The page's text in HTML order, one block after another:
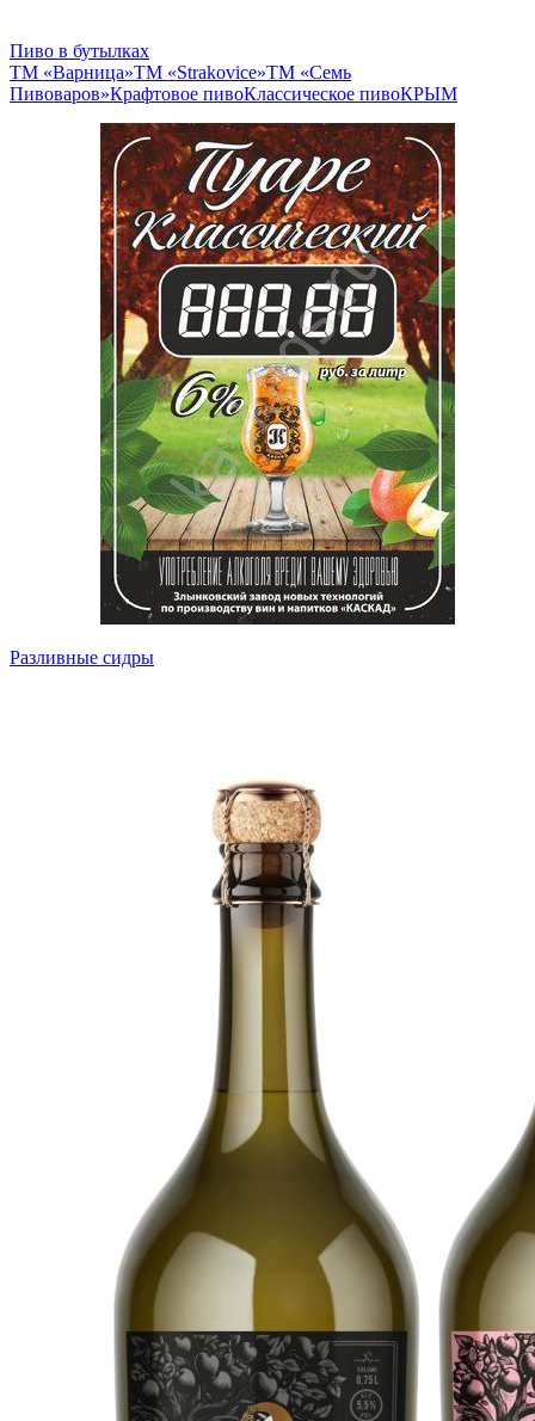
Пиво в бутылках
ТМ «Варница»ТМ «Strakovice»ТМ «Семь
Пивоваров»Крафтовое пивоКлассическое пивоКРЫМ
Разливные сидры